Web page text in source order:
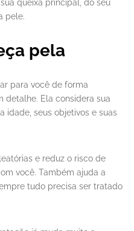
queixa principal, do seu
pele.
pela
para você de forma
detalhe. Ela considera sua
idade, seus objetivos e suas
e reduz o risco de
você. Também ajuda a
tudo precisa ser tratado